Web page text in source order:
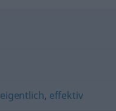
eigentlich, effektiv